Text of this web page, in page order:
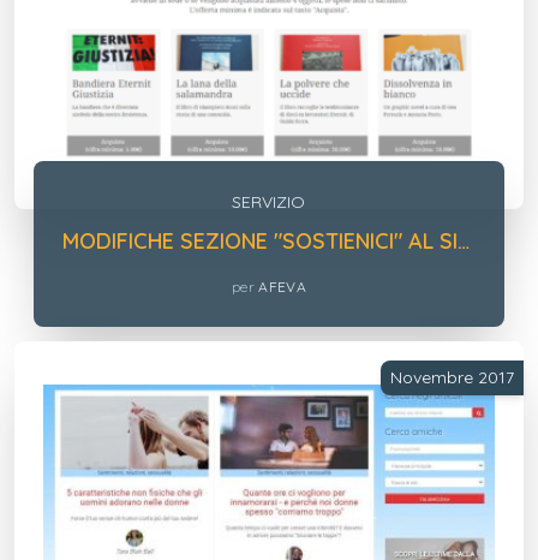
SERVIZIO
MODIFICHE SEZIONE "SOSTIENICI" AL SITO AFEVA
perAFEVA
Novembre 2017